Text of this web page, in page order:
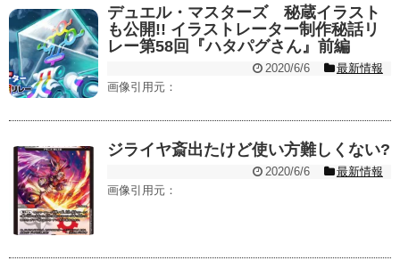
デュエル・マスターズ 秘蔵イラスト
も公開!! イラストレーター制作秘話リ
レー第58回『ハタパグさん』前編
2020/6/6
最新情報
画像引用元：
ジライヤ斎出たけど使い方難しくない?
2020/6/6
最新情報
画像引用元：